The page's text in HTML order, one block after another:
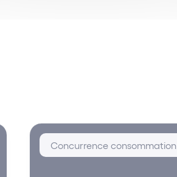
Concurrence consommation